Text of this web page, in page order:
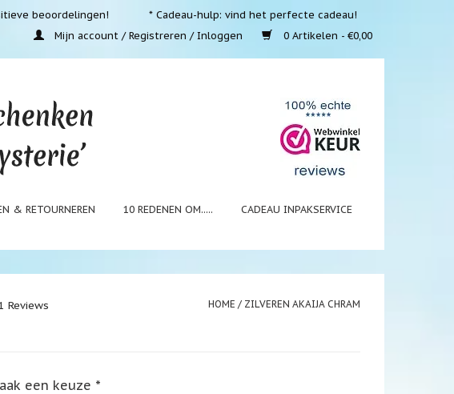
beoordelingen!
* Cadeau-hulp: vind het perfecte cadeau!
Mijn account / Registreren / Inloggen
0 Artikelen - €0,00
& RETOURNEREN 10 REDENEN OM..... CADEAU INPAKSERVICE
Reviews HOME / ZILVEREN AKAIJA CHRAM
een keuze *